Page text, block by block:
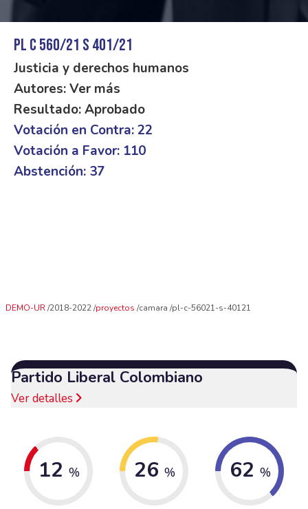
PL C 560/21 S 401/21
Justicia y derechos humanos
Autores: Ver más
Resultado: Aprobado
Votación en Contra: 22
Votación a Favor: 110
Abstención: 37
DEMO-UR 2018-2022 proyectos camara pl-c-56021-s-40121
Partido Liberal Colombiano
Ver detalles
12 % 26 % 62 %